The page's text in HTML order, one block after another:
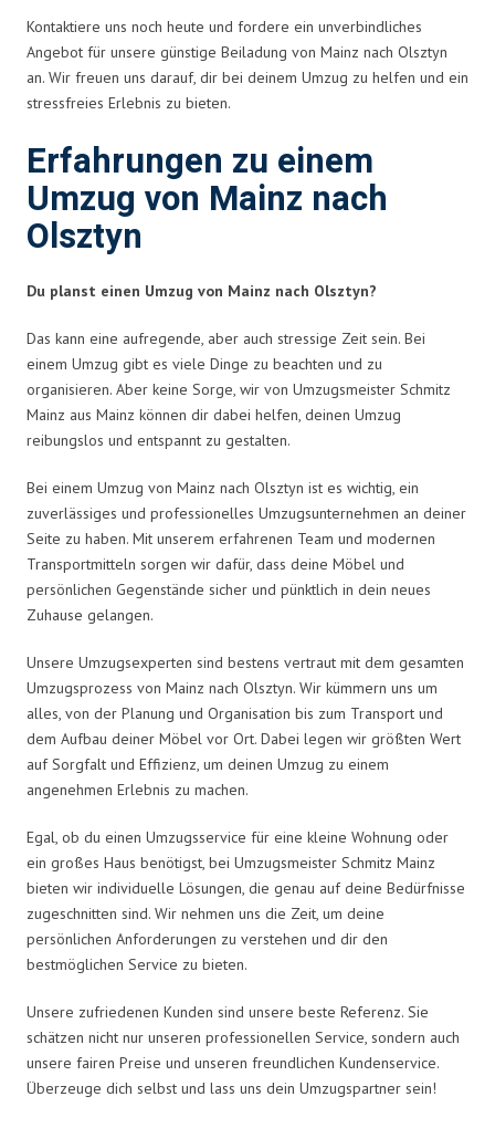
Kontaktiere uns noch heute und fordere ein unverbindliches
Angebot für unsere günstige Beiladung von Mainz nach Olsztyn
an. Wir freuen uns darauf, dir bei deinem Umzug zu helfen und ein
stressfreies Erlebnis zu bieten.
Erfahrungen zu einem
Umzug von Mainz nach
Olsztyn
Du planst einen Umzug von Mainz nach Olsztyn?
Das kann eine aufregende, aber auch stressige Zeit sein. Bei
einem Umzug gibt es viele Dinge zu beachten und zu
organisieren. Aber keine Sorge, wir von Umzugsmeister Schmitz
Mainz aus Mainz können dir dabei helfen, deinen Umzug
reibungslos und entspannt zu gestalten.
Bei einem Umzug von Mainz nach Olsztyn ist es wichtig, ein
zuverlässiges und professionelles Umzugsunternehmen an deiner
Seite zu haben. Mit unserem erfahrenen Team und modernen
Transportmitteln sorgen wir dafür, dass deine Möbel und
persönlichen Gegenstände sicher und pünktlich in dein neues
Zuhause gelangen.
Unsere Umzugsexperten sind bestens vertraut mit dem gesamten
Umzugsprozess von Mainz nach Olsztyn. Wir kümmern uns um
alles, von der Planung und Organisation bis zum Transport und
dem Aufbau deiner Möbel vor Ort. Dabei legen wir größten Wert
auf Sorgfalt und Effizienz, um deinen Umzug zu einem
angenehmen Erlebnis zu machen.
Egal, ob du einen Umzugsservice für eine kleine Wohnung oder
ein großes Haus benötigst, bei Umzugsmeister Schmitz Mainz
bieten wir individuelle Lösungen, die genau auf deine Bedürfnisse
zugeschnitten sind. Wir nehmen uns die Zeit, um deine
persönlichen Anforderungen zu verstehen und dir den
bestmöglichen Service zu bieten.
Unsere zufriedenen Kunden sind unsere beste Referenz. Sie
schätzen nicht nur unseren professionellen Service, sondern auch
unsere fairen Preise und unseren freundlichen Kundenservice.
Überzeuge dich selbst und lass uns dein Umzugspartner sein!